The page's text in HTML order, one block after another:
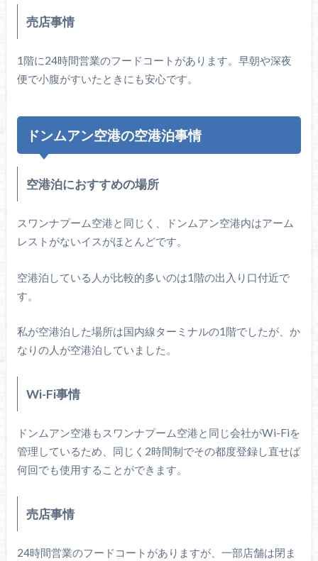
売店事情
1階に24時間営業のフードコートがあります。早朝や深夜
便で小腹がすいたときにも安心です。
ドンムアン空港の空港泊事情
空港泊におすすめの場所
スワンナプーム空港と同じく、ドンムアン空港内はアーム
レストがないイスがほとんどです。
空港泊している人が比較的多いのは1階の出入り口付近で
す。
私が空港泊した場所は国内線ターミナルの1階でしたが、か
なりの人が空港泊していました。
Wi-Fi事情
ドンムアン空港もスワンナプーム空港と同じ会社がWi-Fiを
管理しているため、同じく2時間制でその都度登録し直せば
何回でも使用することができます。
売店事情
24時間営業のフードコートがありますが、一部店舗は閉ま